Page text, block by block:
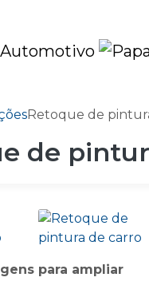
Retoque de
de
para ampliar